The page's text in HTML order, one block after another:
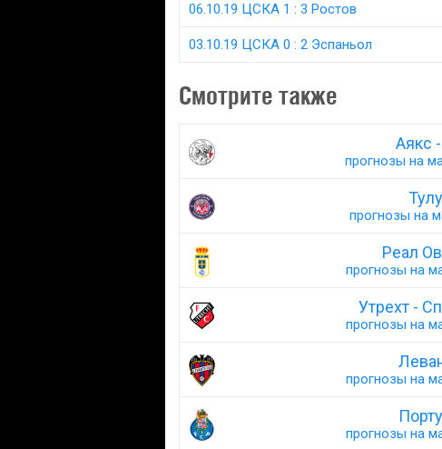
06.10.19 ЦСКА 1 : 3 Ростов
03.10.19 ЦСКА 0 : 2 Эспаньол
Смотрите также
Аякс
прогнозы на
прогнозы на
Реал
прогнозы на
Утрехт -
прогнозы на
прогнозы на
прогнозы на